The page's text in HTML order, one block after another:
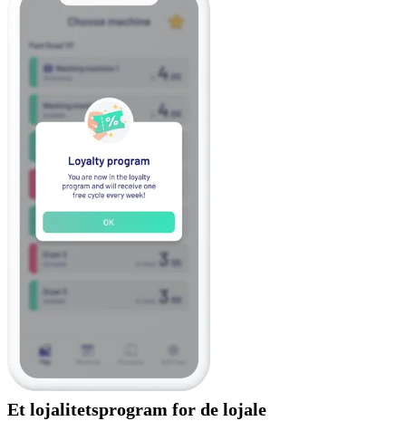
Et lojalitetsprogram for de lojale